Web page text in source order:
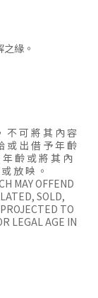
緣。
不 可 將 其 內 容
或 出 借 予 年 齡
齡 或 將 其 內
放 映 。
MAY OFFEND
SOLD,
TO
LEGAL AGE IN